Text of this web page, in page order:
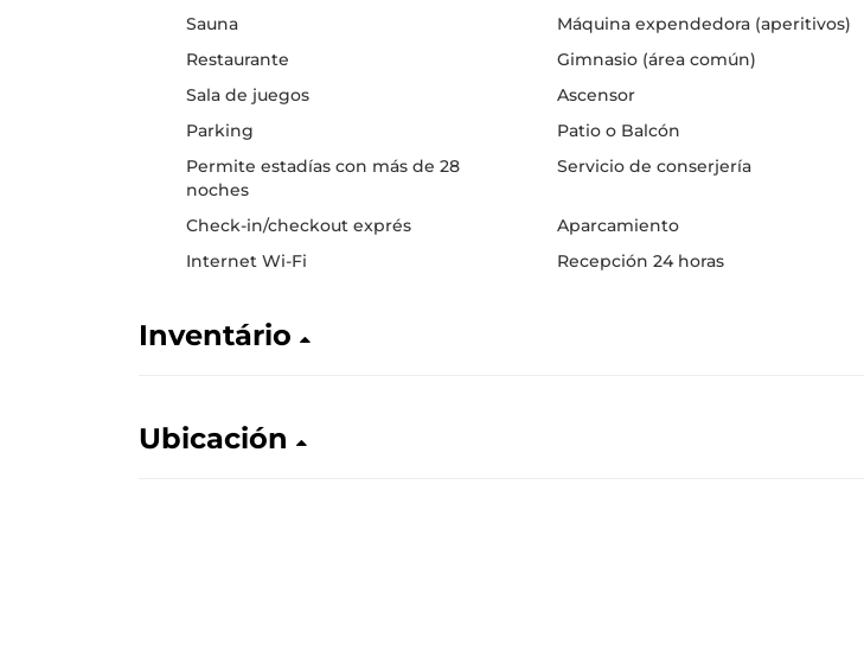
Sauna
Máquina expendedora (aperitivos)
Restaurante
Gimnasio (área común)
Sala de juegos
Ascensor
Parking
Patio o Balcón
Permite estadías con más de 28
noches
Servicio de conserjería
Check-in/checkout exprés
Aparcamiento
Internet Wi-Fi
Recepción 24 horas
Inventário
Ubicación